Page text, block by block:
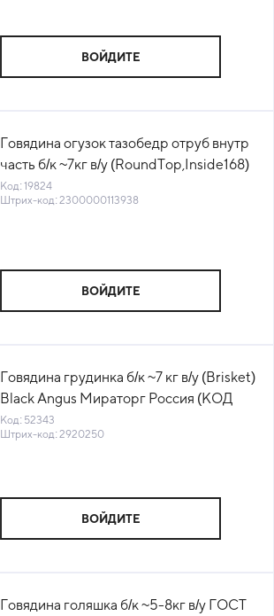
ВОЙДИТЕ
Говядина огузок тазобедр отруб внутр
часть б/к ~7кг в/у (RoundTop,Inside168)
Primebeef® (КОД 19824)(-18°С)
Код: 19824
Штрих-код: 2300000113938
ВОЙДИТЕ
Говядина грудинка б/к ~7 кг в/у (Brisket)
Black Angus Мираторг Россия (КОД
52343) (-18°С)
Код: 52343
Штрих-код: 2920250
ВОЙДИТЕ
Говядина голяшка б/к ~5-8кг в/у ГОСТ